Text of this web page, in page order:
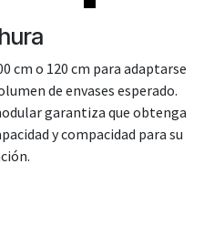
cm o 120 cm para adaptarse
de envases esperado.
garantiza que obtenga
y compacidad para su